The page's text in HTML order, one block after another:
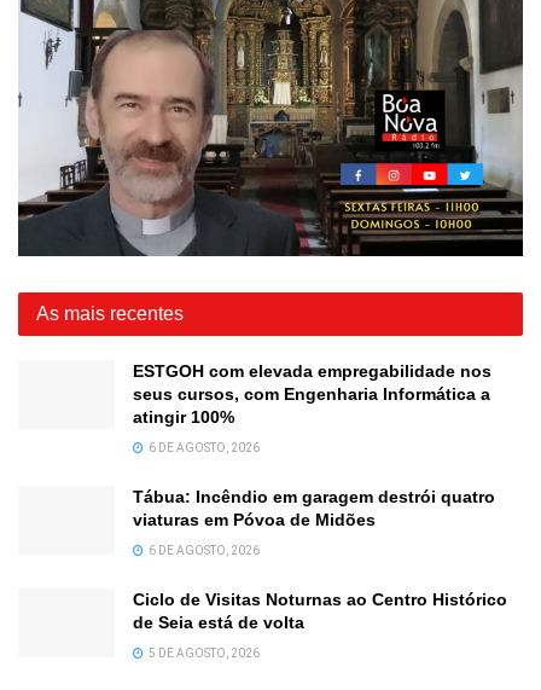
As mais recentes
ESTGOH com elevada empregabilidade nos
seus cursos, com Engenharia Informática a
atingir 100%
6 DE AGOSTO, 2026
Tábua: Incêndio em garagem destrói quatro
viaturas em Póvoa de Midões
6 DE AGOSTO, 2026
Ciclo de Visitas Noturnas ao Centro Histórico
de Seia está de volta
5 DE AGOSTO, 2026